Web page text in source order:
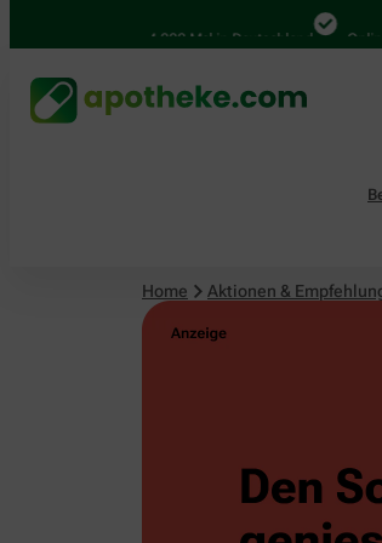
4.000 Mal in Deutschland Online bei
Home Aktionen &